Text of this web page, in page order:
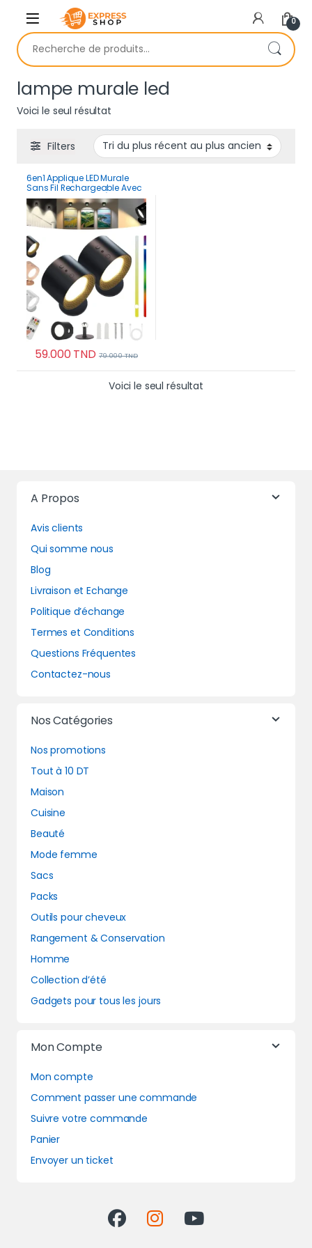
Skip to navigation
Skip to content
0
Recherche pour :
lampe murale led
Voici le seul résultat
Filters
6en1 Applique LED Murale
Sans Fil Rechargeable Avec
Télécommande – Éclairage
Tactile & Pivotant 360°
59.000TND 79.000TND
Voici le seul résultat
A Propos
Avis clients
Qui somme nous
Blog
Livraison et Echange
Politique d’échange
Termes et Conditions
Questions Fréquentes
Contactez-nous
Nos Catégories
Nos promotions
Tout à 10 DT
Maison
Cuisine
Beauté
Mode femme
Sacs
Packs
Outils pour cheveux
Rangement & Conservation
Homme
Collection d’été
Gadgets pour tous les jours
Mon Compte
Mon compte
Comment passer une commande
Suivre votre commande
Panier
Envoyer un ticket